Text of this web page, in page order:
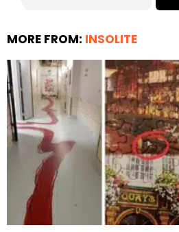
MORE FROM: INSOLITE